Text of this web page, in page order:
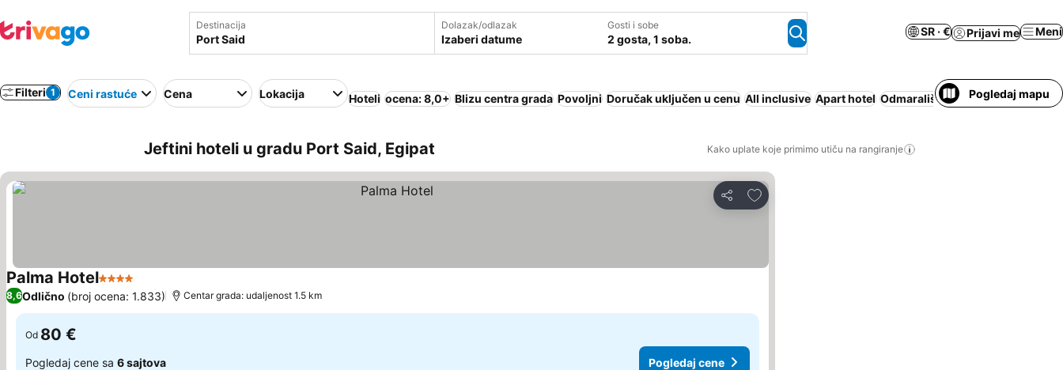
Destinacija Dolazak/odlazak
Izaberi datume
Gosti i sobe
2 gosta, 1 soba.
SR · € Prijavi me Meni
Filteri 1 Ceni rastuće Cena Lokacija Hoteli ocena: 8,0+ Blizu centra grada Povoljni Doručak uključen u cenu All inclusive Apart hotel Odmaralište Porodice
Pogledaj mapu
Jeftini hoteli u gradu Port Said, Egipat Kako uplate koje primimo utiču na rangiranje
Deli
Dodati u favorite
Palma Hotel4 ZvezdicePogledaj cene
8,6Odlično (broj ocena: 1.833) Centar grada: udaljenost 1.5 km
Od 80 €
Pogledaj cene sa 6 sajtova Pogledaj cene